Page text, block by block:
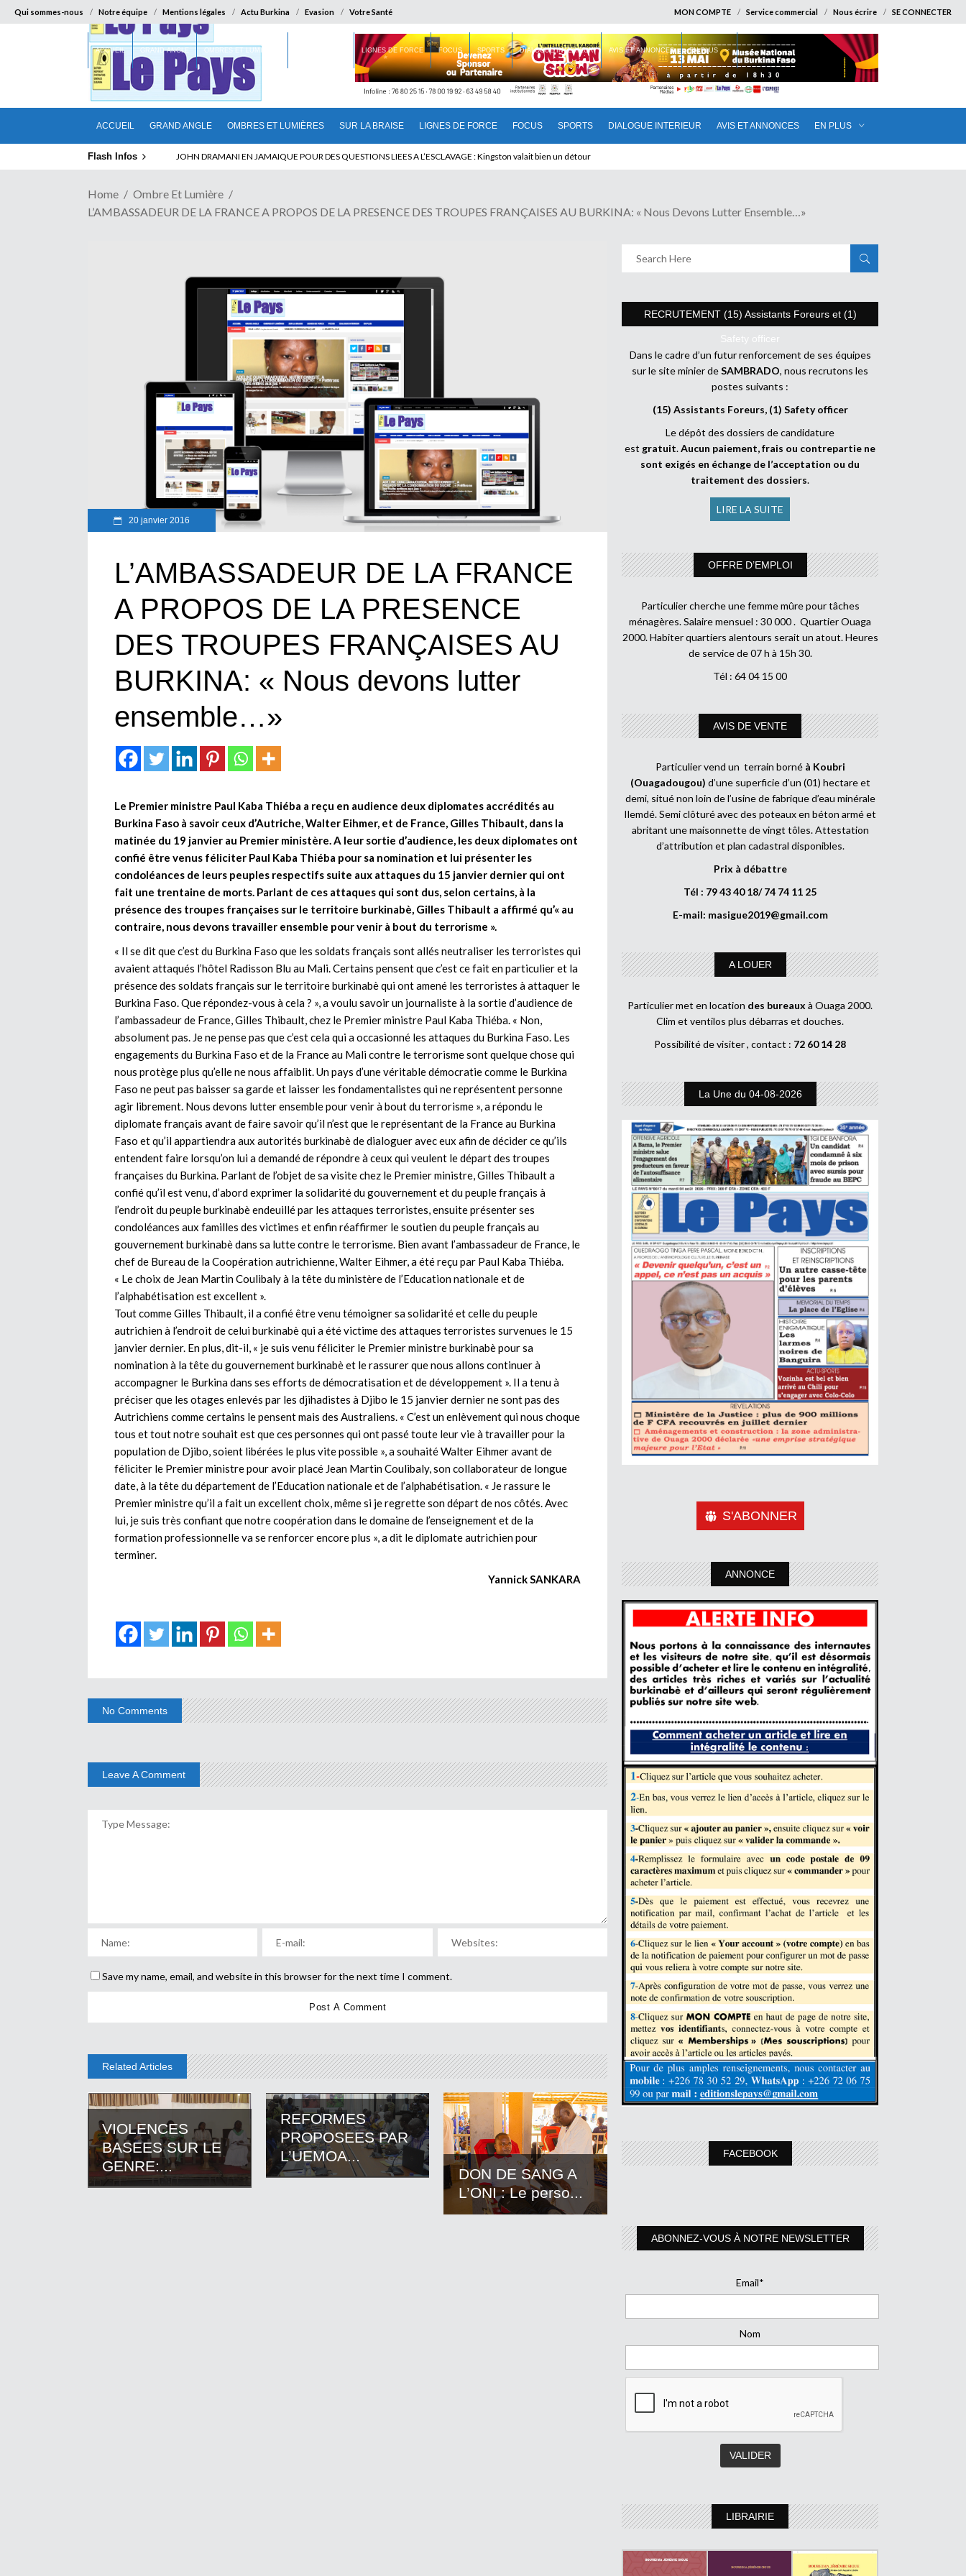
Qui sommes-nous Notre équipe Mentions légales Actu Burkina Evasion Votre Santé MON COMPTE Service commercial Nous écrire SE CONNECTER
ACCUEIL GRAND ANGLE OMBRES ET LUMIÈRES SUR LA BRAISE LIGNES DE FORCE FOCUS SPORTS DIALOGUE INTERIEUR AVIS ET ANNONCES EN PLUS
ACCUEIL GRAND ANGLE OMBRES ET LUMIÈRES LIGNES DE FORCE FOCUS SPORTS DIALOGUE INTERIEUR AVIS ET ANNONCES EN PLUS
Flash Infos ABSENCE PROLONGEE DE PAUL BIYA DU CAMEROUN : Qui pilote le Cameroun ?
Home
Ombre Et Lumière
L’AMBASSADEUR DE LA FRANCE A PROPOS DE LA PRESENCE DES TROUPES FRANÇAISES AU BURKINA: « Nous Devons Lutter Ensemble…»
20 janvier 2016
L’AMBASSADEUR DE LA FRANCE
A PROPOS DE LA PRESENCE
DES TROUPES FRANÇAISES AU
BURKINA: « Nous devons lutter
ensemble…»
Le Premier ministre Paul Kaba Thiéba a reçu en audience deux diplomates accrédités au
Burkina Faso à savoir ceux d’Autriche, Walter Eihmer, et de France, Gilles Thibault, dans la
matinée du 19 janvier au Premier ministère. A leur sortie d’audience, les deux diplomates ont
confié être venus féliciter Paul Kaba Thiéba pour sa nomination et lui présenter les
condoléances de leurs peuples respectifs suite aux attaques du 15 janvier dernier qui ont
fait une trentaine de morts. Parlant de ces attaques qui sont dus, selon certains, à la
présence des troupes françaises sur le territoire burkinabè, Gilles Thibault a affirmé qu’« au
contraire, nous devons travailler ensemble pour venir à bout du terrorisme ».
« Il se dit que c’est du Burkina Faso que les soldats français sont allés neutraliser les terroristes qui
avaient attaqués l’hôtel Radisson Blu au Mali. Certains pensent que c’est ce fait en particulier et la
présence des soldats français sur le territoire burkinabè qui ont amené les terroristes à attaquer le
Burkina Faso. Que répondez-vous à cela ? », a voulu savoir un journaliste à la sortie d’audience de
l’ambassadeur de France, Gilles Thibault, chez le Premier ministre Paul Kaba Thiéba. « Non,
absolument pas. Je ne pense pas que c’est cela qui a occasionné les attaques du Burkina Faso. Les
engagements du Burkina Faso et de la France au Mali contre le terrorisme sont quelque chose qui
nous protège plus qu’elle ne nous affaiblit. Un pays d’une véritable démocratie comme le Burkina
Faso ne peut pas baisser sa garde et laisser les fondamentalistes qui ne représentent personne
agir librement. Nous devons lutter ensemble pour venir à bout du terrorisme », a répondu le
diplomate français avant de faire savoir qu’il n’est que le représentant de la France au Burkina
Faso et qu’il appartiendra aux autorités burkinabè de dialoguer avec eux afin de décider ce qu’ils
entendent faire lorsqu’on lui a demandé de répondre à ceux qui veulent le départ des troupes
françaises du Burkina. Parlant de l’objet de sa visite chez le Premier ministre, Gilles Thibault a
confié qu’il est venu, d’abord exprimer la solidarité du gouvernement et du peuple français à
l’endroit du peuple burkinabè endeuillé par les attaques terroristes, ensuite présenter ses
condoléances aux familles des victimes et enfin réaffirmer le soutien du peuple français au
gouvernement burkinabè dans sa lutte contre le terrorisme. Bien avant l’ambassadeur de France, le
chef de Bureau de la Coopération autrichienne, Walter Eihmer, a été reçu par Paul Kaba Thiéba.
« Le choix de Jean Martin Coulibaly à la tête du ministère de l’Education nationale et de
l’alphabétisation est excellent ».
Tout comme Gilles Thibault, il a confié être venu témoigner sa solidarité et celle du peuple
autrichien à l’endroit de celui burkinabè qui a été victime des attaques terroristes survenues le 15
janvier dernier. En plus, dit-il, « je suis venu féliciter le Premier ministre burkinabè pour sa
nomination à la tête du gouvernement burkinabè et le rassurer que nous allons continuer à
accompagner le Burkina dans ses efforts de démocratisation et de développement ». Il a tenu à
préciser que les otages enlevés par les djihadistes à Djibo le 15 janvier dernier ne sont pas des
Autrichiens comme certains le pensent mais des Australiens. « C’est un enlèvement qui nous choque
tous et tout notre souhait est que ces personnes qui ont passé toute leur vie à travailler pour la
population de Djibo, soient libérées le plus vite possible », a souhaité Walter Eihmer avant de
féliciter le Premier ministre pour avoir placé Jean Martin Coulibaly, son collaborateur de longue
date, à la tête du département de l’Education nationale et de l’alphabétisation. « Je rassure le
Premier ministre qu’il a fait un excellent choix, même si je regrette son départ de nos côtés. Avec
lui, je suis très confiant que notre coopération dans le domaine de l’enseignement et de la
formation professionnelle va se renforcer encore plus », a dit le diplomate autrichien pour
terminer.
Yannick SANKARA
No Comments
Leave A Comment
Save my name, email, and website in this browser for the next time I comment.
Related Articles
VIOLENCES
BASEES SUR LE
GENRE:...
REFORMES
PROPOSEES PAR
L’UEMOA...
DON DE SANG A
L’ONI : Le perso...
RECRUTEMENT (15) Assistants Foreurs et (1)
Safety officer
Dans le cadre d’un futur renforcement de ses équipes
sur le site minier deSAMBRADO, nous recrutons les
postes suivants :
(15) Assistants Foreurs, (1) Safety officer
Le dépôt des dossiers de candidature
est gratuit.Aucun paiement, frais ou contrepartie ne
sont exigés en échange de l’acceptation ou du
traitement des dossiers.
LIRE LA SUITE
OFFRE D’EMPLOI
Particulier cherche une femme mûre pour tâches
ménagères. Salaire mensuel : 30 000 . Quartier Ouaga
2000. Habiter quartiers alentours serait un atout. Heures
de service de 07 h à 15h 30.
Tél : 64 04 15 00
AVIS DE VENTE
Particulier vend un terrain borné à Koubri
(Ouagadougou) d’une superficie d’un (01) hectare et
demi, situé non loin de l’usine de fabrique d’eau minérale
Ilemdé. Semi clôturé avec des poteaux en béton armé et
abritant une maisonnette de vingt tôles. Attestation
d’attribution et plan cadastral disponibles.
Prix à débattre
Tél : 79 43 40 18/ 74 74 11 25
E-mail: masigue2019@gmail.com
A LOUER
Particulier met en location des bureaux à Ouaga 2000.
Clim et ventilos plus débarras et douches.
Possibilité de visiter , contact : 72 60 14 28
La Une du 04-08-2026
S'ABONNER
ANNONCE
FACEBOOK
ABONNEZ-VOUS À NOTRE NEWSLETTER
Email*
Nom
LIBRAIRIE